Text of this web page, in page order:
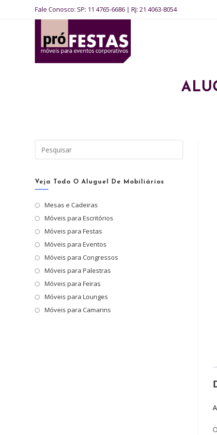
Fale Conosco: SP: 11 4765-6686 | RJ: 21 4063-8054
a
Veja Todo O Aluguel De Mobiliários
Mesas e Cadeiras
Móveis para Escritórios
Móveis para Festas
Móveis para Eventos
Móveis para Congressos
Móveis para Palestras
Móveis para Feiras
Móveis para Lounges
Móveis para Camarins